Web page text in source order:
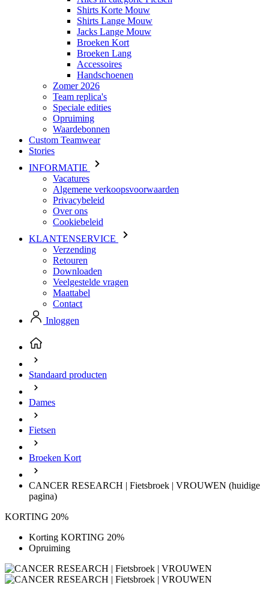
Shirts Korte Mouw
Shirts Lange Mouw
Jacks Lange Mouw
Broeken Kort
Broeken Lang
Accessoires
Handschoenen
Zomer 2026
Team replica's
Speciale edities
Opruiming
Waardebonnen
Custom Teamwear
Stories
INFORMATIE
Vacatures
Algemene verkoopsvoorwaarden
Privacybeleid
Over ons
Cookiebeleid
KLANTENSERVICE
Verzending
Retouren
Downloaden
Veelgestelde vragen
Maattabel
Contact
Inloggen
Standaard producten
Dames
Fietsen
Broeken Kort
CANCER RESEARCH | Fietsbroek | VROUWEN (huidige
pagina)
KORTING 20%
Korting KORTING 20%
Opruiming